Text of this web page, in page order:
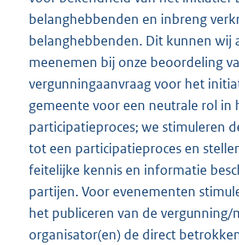
belanghebbenden en inbreng
belanghebbenden. Dit kunnen wij
meenemen bij onze beoordeling
vergunningaanvraag voor het
gemeente voor een neutrale rol in
participatieproces; we stimuleren
tot een participatieproces en
feitelijke kennis en informatie
partijen. Voor evenementen
het publiceren van de vergunning/
organisator(en) de direct